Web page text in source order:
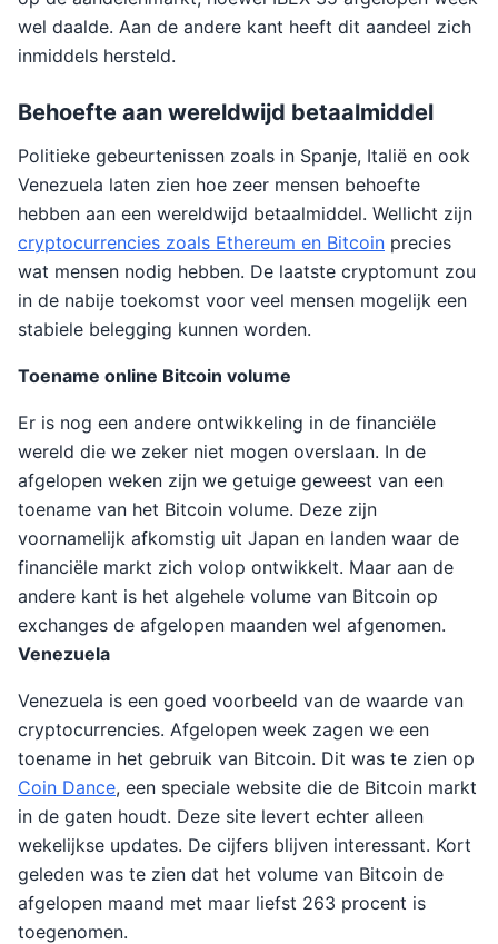
wel daalde. Aan de andere kant heeft dit aandeel zich
inmiddels hersteld.
Behoefte aan wereldwijd betaalmiddel
Politieke gebeurtenissen zoals in Spanje, Italië en ook
Venezuela laten zien hoe zeer mensen behoefte
hebben aan een wereldwijd betaalmiddel. Wellicht zijn
cryptocurrencies zoals Ethereum en Bitcoin precies
wat mensen nodig hebben. De laatste cryptomunt zou
in de nabije toekomst voor veel mensen mogelijk een
stabiele belegging kunnen worden.
Toename online Bitcoin volume
Er is nog een andere ontwikkeling in de financiële
wereld die we zeker niet mogen overslaan. In de
afgelopen weken zijn we getuige geweest van een
toename van het Bitcoin volume. Deze zijn
voornamelijk afkomstig uit Japan en landen waar de
financiële markt zich volop ontwikkelt. Maar aan de
andere kant is het algehele volume van Bitcoin op
exchanges de afgelopen maanden wel afgenomen.
Venezuela
Venezuela is een goed voorbeeld van de waarde van
cryptocurrencies. Afgelopen week zagen we een
toename in het gebruik van Bitcoin. Dit was te zien op
Coin Dance, een speciale website die de Bitcoin markt
in de gaten houdt. Deze site levert echter alleen
wekelijkse updates. De cijfers blijven interessant. Kort
geleden was te zien dat het volume van Bitcoin de
afgelopen maand met maar liefst 263 procent is
toegenomen.